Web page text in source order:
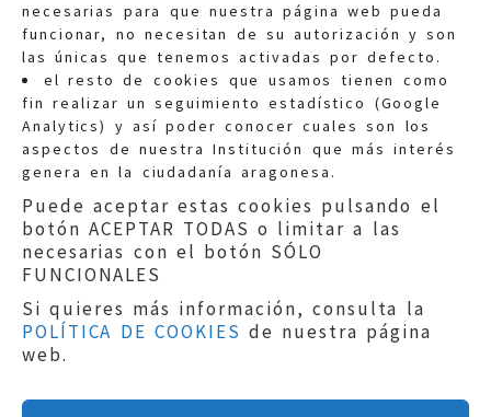
necesarias para que nuestra página web pueda
funcionar, no necesitan de su autorización y son
las únicas que tenemos activadas por defecto.
el resto de cookies que usamos tienen como
fin realizar un seguimiento estadístico (Google
Analytics) y así poder conocer cuales son los
aspectos de nuestra Institución que más interés
genera en la ciudadanía aragonesa.
Puede aceptar estas cookies pulsando el
botón ACEPTAR TODAS o limitar a las
necesarias con el botón SÓLO
FUNCIONALES
Si quieres más información, consulta la
POLÍTICA DE COOKIES de nuestra página
web.
Quejas:quejas@eljusticiadearagon.es
Información general:
informacion@eljusticiadearagon.es
Teléfonos:900 210 210/
Aviso legal|Política de privacidad|
Protección de Datos